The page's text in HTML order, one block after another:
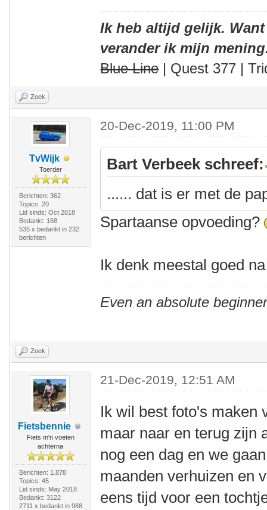
Ik heb altijd gelijk.
verander ik mijn
Blue Line| Quest 377 |
Zoek
TvWijk
Toerder
Berichten: 362
Topics: 20
Lid sinds: Oct 2018
Bedankt: 168
535 x bedankt in 232
berichten
20-Dec-2019, 11:00 PM
Bart Verbeek schreef:
...... dat is er met de
Spartaanse opvoeding?
Ik denk meestal goed
Even an absolute
Zoek
Fietsbennie
Fiets m'n voeten
achterna
Berichten: 1.878
Topics: 45
Lid sinds: May 2018
Bedankt: 3122
2711 x bedankt in 988
21-Dec-2019, 12:51 AM
Ik wil best foto's maken
maar naar en terug zijn
nog een dag en we
maanden verhuizen en
eens tijd voor een